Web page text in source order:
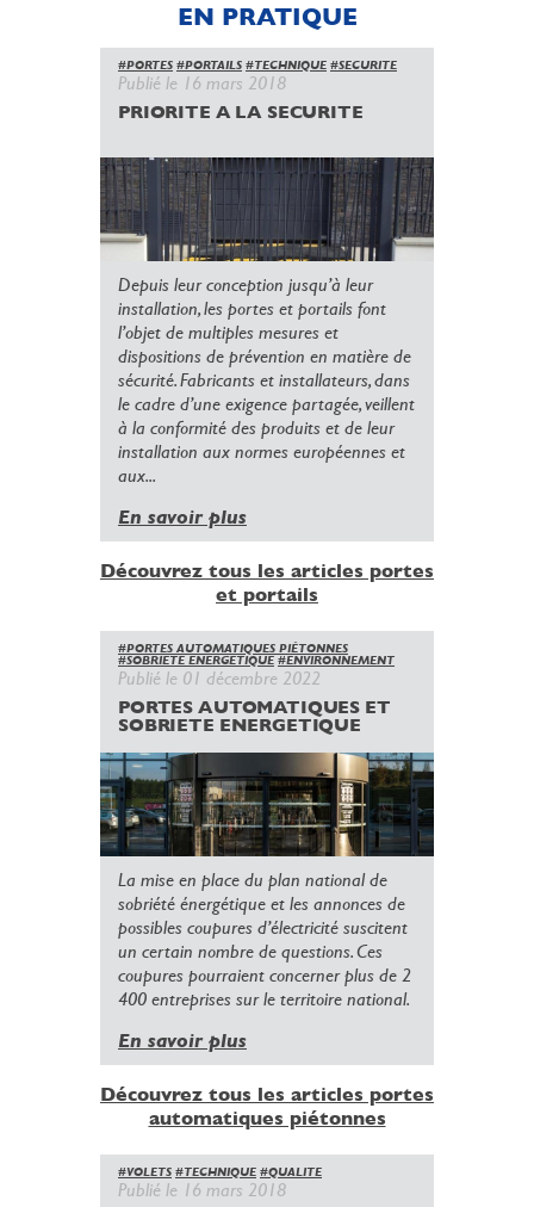
EN PRATIQUE
#PORTES #PORTAILS #TECHNIQUE #SECURITE
Publié le 16 mars 2018
PRIORITE A LA SECURITE
Depuis leur conception jusqu’à leur
installation, les portes et portails font
l’objet de multiples mesures et
dispositions de prévention en matière de
sécurité. Fabricants et installateurs, dans
le cadre d’une exigence partagée, veillent
à la conformité des produits et de leur
installation aux normes européennes et
aux...
En savoir plus
Découvrez tous les articles portes
et portails
#PORTES AUTOMATIQUES PIÉTONNES
#SOBRIETE ENERGETIQUE #ENVIRONNEMENT
Publié le 01 décembre 2022
PORTES AUTOMATIQUES ET
SOBRIETE ENERGETIQUE
La mise en place du plan national de
sobriété énergétique et les annonces de
possibles coupures d’électricité suscitent
un certain nombre de questions. Ces
coupures pourraient concerner plus de 2
400 entreprises sur le territoire national.
En savoir plus
Découvrez tous les articles portes
automatiques piétonnes
#VOLETS #TECHNIQUE #QUALITE
Publié le 16 mars 2018